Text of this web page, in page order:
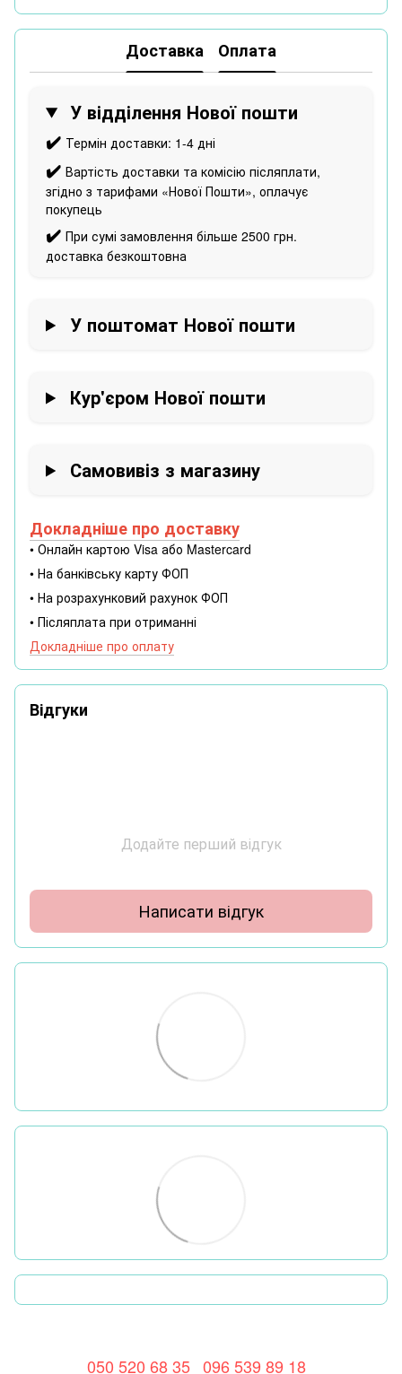
Доставка Оплата
У відділення Нової пошти
✔️ Термін доставки: 1-4 дні
✔️ Вартість доставки та комісію післяплати,
згідно з тарифами «Нової Пошти», оплачує
покупець
✔️ При сумі замовлення більше 2500 грн.
доставка безкоштовна
У поштомат Нової пошти
Кур'єром Нової пошти
Самовивіз з магазину
Докладніше про доставку
• Онлайн картою Visa або Mastercard
• На банківську карту ФОП
• На розрахунковий рахунок ФОП
• Післяплата при отриманні
Докладніше про оплату
Відгуки
Додайте перший відгук
Написати відгук
050 520 68 35 096 539 89 18